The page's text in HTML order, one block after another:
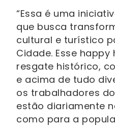
“Essa é uma
que busca
cultural e turístico
Cidade. Esse
resgate histórico,
e acima de tudo
os trabalhadores
estão diariamente
como para a